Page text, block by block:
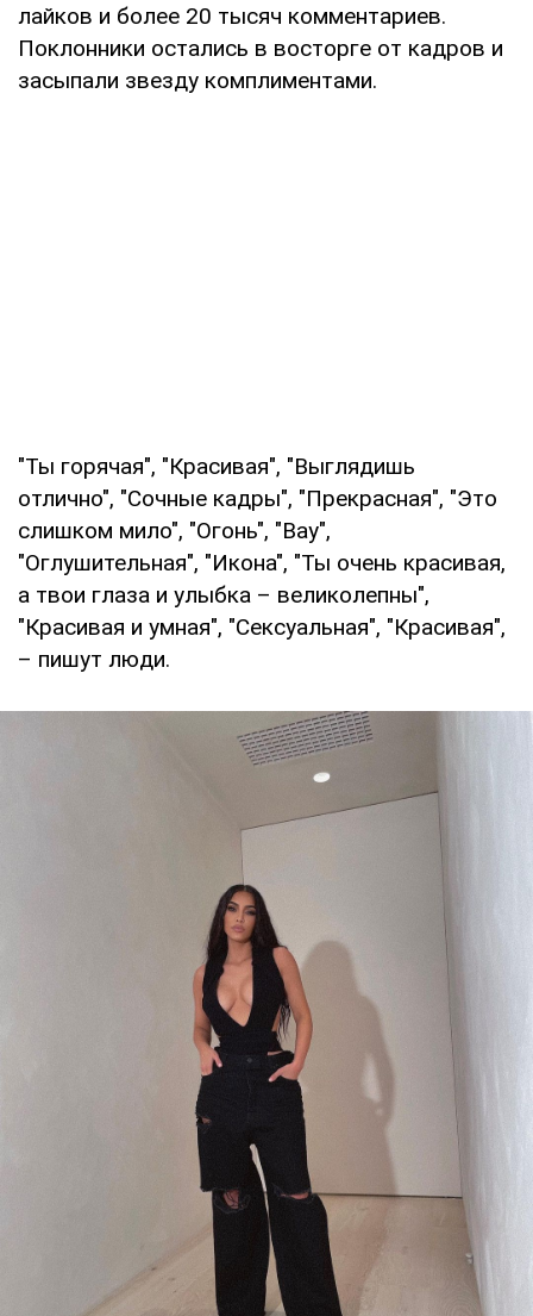
лайков и более 20 тысяч комментариев.
Поклонники остались в восторге от кадров и
засыпали звезду комплиментами.
"Ты горячая", "Красивая", "Выглядишь
отлично", "Сочные кадры", "Прекрасная", "Это
слишком мило", "Огонь", "Вау",
"Оглушительная", "Икона", "Ты очень красивая,
а твои глаза и улыбка – великолепны",
"Красивая и умная", "Сексуальная", "Красивая",
– пишут люди.